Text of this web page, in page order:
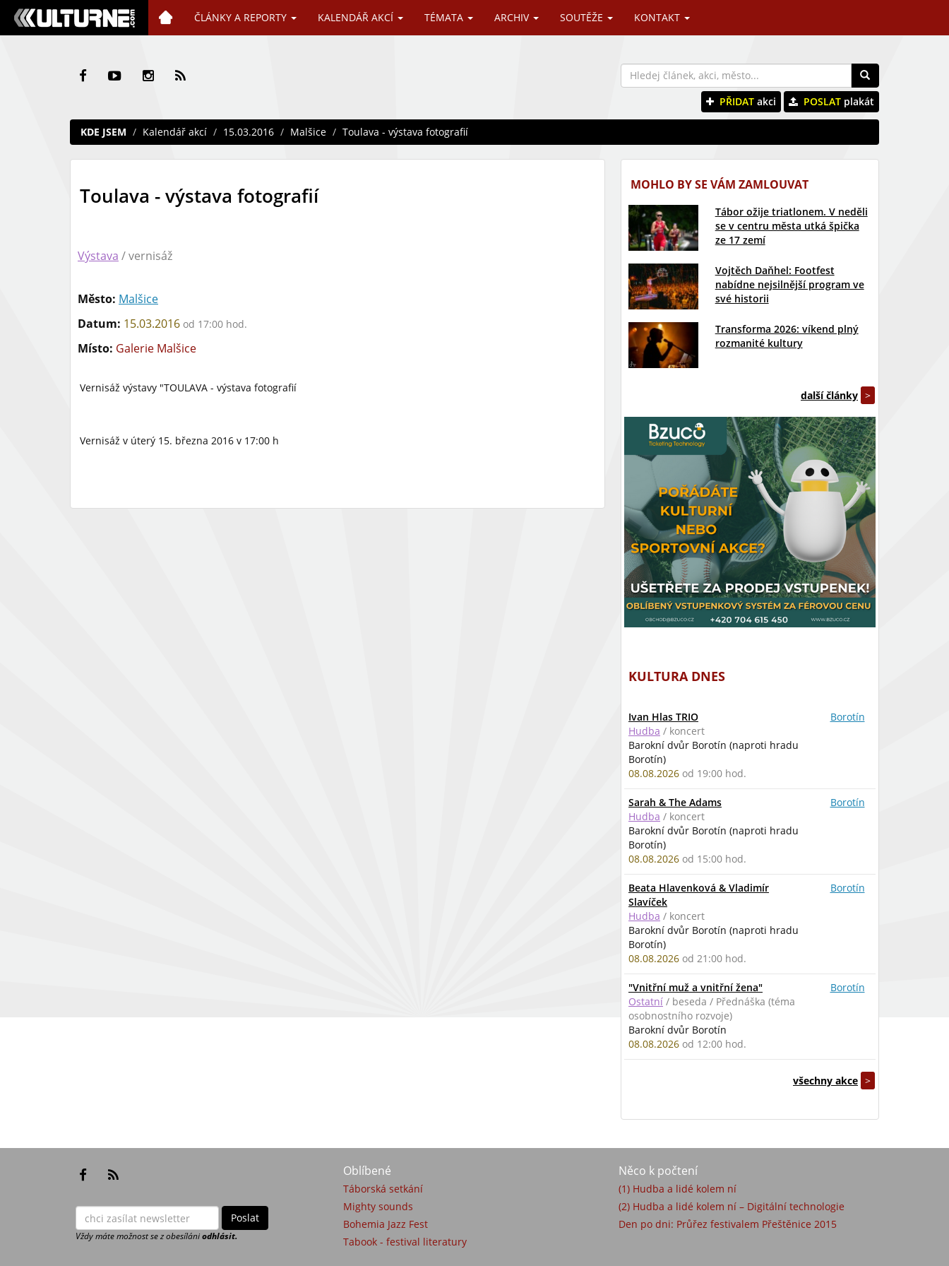
ČLÁNKY A REPORTY KALENDÁŘ AKCÍ TÉMATA ARCHIV SOUTĚŽE KONTAKT
PŘIDAT akci POSLAT plakát
KDE JSEM Kalendář akcí 15.03.2016 Malšice Toulava - výstava fotografií
Toulava - výstava fotografií
Výstava / vernisáž
Město: Malšice
Datum: 15.03.2016 od 17:00 hod.
Místo: Galerie Malšice
Vernisáž výstavy "TOULAVA - výstava fotografií
Vernisáž v úterý 15. března 2016 v 17:00 h
MOHLO BY SE VÁM ZAMLOUVAT
Tábor ožije triatlonem. V neděli
se v centru města utká špička
ze 17 zemí
Vojtěch Daňhel: Footfest
nabídne nejsilnější program ve
své historii
Transforma 2026: víkend plný
rozmanité kultury
další články >
KULTURA DNES
Ivan Hlas TRIO
Hudba / koncert
Barokní dvůr Borotín (naproti hradu
Borotín)
08.08.2026 od 19:00 hod.
Borotín
Sarah & The Adams
Hudba / koncert
Barokní dvůr Borotín (naproti hradu
Borotín)
08.08.2026 od 15:00 hod.
Borotín
Beata Hlavenková & Vladimír
Slavíček
Hudba / koncert
Barokní dvůr Borotín (naproti hradu
Borotín)
08.08.2026 od 21:00 hod.
Borotín
"Vnitřní muž a vnitřní žena"
Ostatní / beseda / Přednáška (téma
osobnostního rozvoje)
Barokní dvůr Borotín
08.08.2026 od 12:00 hod.
Borotín
všechny akce >
Vždy máte možnost se z obesílániodhlásit.
Oblíbené
Táborská setkání
Mighty sounds
Bohemia Jazz Fest
Tabook - festival literatury
Něco k počtení
(1) Hudba a lidé kolem ní
(2) Hudba a lidé kolem ní – Digitální technologie
Den po dni: Průřez festivalem Přeštěnice 2015